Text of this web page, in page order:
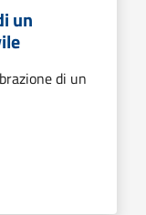
un
di un